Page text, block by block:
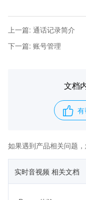
上一篇: 通话记录简介
下一篇: 账号管理
文档
如果遇到产品相关问题
实时音视频 相关文档